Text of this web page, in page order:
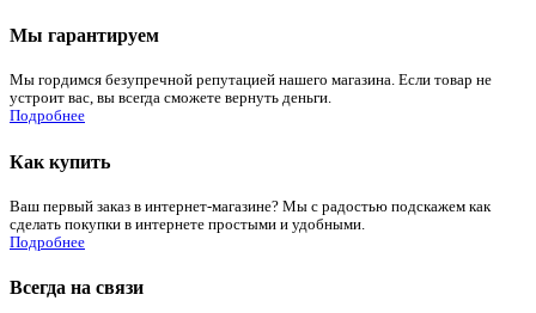
Мы гарантируем
Мы гордимся безупречной репутацией нашего магазина. Если товар не
устроит вас, вы всегда сможете вернуть деньги.
Подробнее
Как купить
Ваш первый заказ в интернет-магазине? Мы с радостью подскажем как
сделать покупки в интернете простыми и удобными.
Подробнее
Всегда на связи